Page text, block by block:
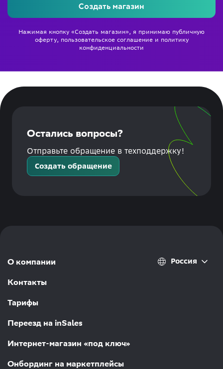
Создать магазин
Нажимая кнопку «Создать магазин», я принимаю публичную
оферту, пользовательское соглашениеи политику
конфиденциальности
Остались вопросы?
Отправьте обращение в техподдержку!
Создать обращение
О компании
Контакты
Тарифы
Переезд на inSales
Интернет-магазин «под ключ»
Онбординг на маркетплейсы
Россия